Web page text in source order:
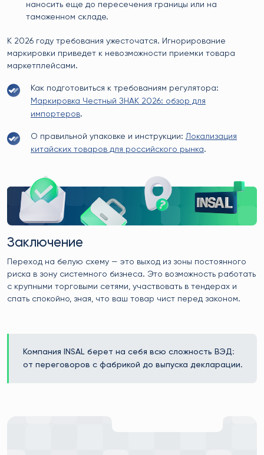
наносить еще до пересечения границы или на
таможенном складе.
К 2026 году требования ужесточатся. Игнорирование
маркировки приведет к невозможности приемки товара
маркетплейсами.
Как подготовиться к требованиям регулятора:
Маркировка Честный ЗНАК 2026: обзор для
импортеров.
О правильной упаковке и инструкции: Локализация
китайских товаров для российского рынка.
Заключение
Переход на белую схему — это выход из зоны постоянного
риска в зону системного бизнеса. Это возможность работать
с крупными торговыми сетями, участвовать в тендерах и
спать спокойно, зная, что ваш товар чист перед законом.
Компания INSAL берет на себя всю сложность ВЭД:
от переговоров с фабрикой до выпуска декларации.